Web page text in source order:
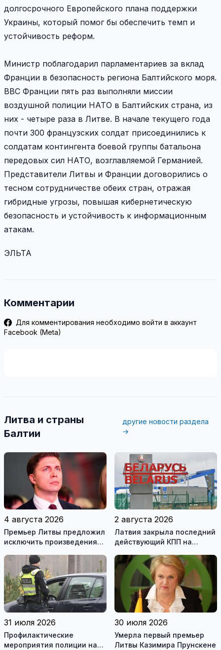
долгосрочного Европейского плана поддержки
Украины, который помог бы обеспечить темп и
устойчивость реформ.
Министр поблагодарил парламентариев за вклад
Франции в безопасность региона Балтийского моря.
ВВС Франции пять раз выполняли миссии
воздушной полиции НАТО в Балтийских страна, из
них - четыре раза в Литве. В начале текущего года
почти 300 французских солдат присоединились к
солдатам контингента боевой группы батальона
передовых сил НАТО, возглавляемой Германией.
Представители Литвы и Франции договорились о
тесном сотрудничестве обеих стран, отражая
гибридные угрозы, повышая кибернетическую
безопасность и устойчивость к информационным
атакам.
ЭЛЬТА
Комментарии
Для комментирования необходимо войти в аккаунт
Facebook (Meta)
Литва и страны
Балтии
другие новости раздела
→
4 августа 2026
Премьер Литвы предложил
исключить произведения
рекомендуемой
литературы
2 августа 2026
Латвия закрыла последний
действующий КПП на
31 июля 2026
Профилактические
мероприятия полиции на
30 июля 2026
Умерла первый премьер
Литвы Казимира Прунскене